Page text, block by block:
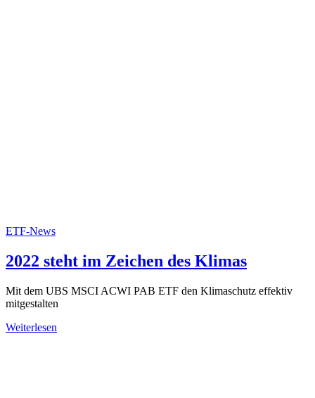
ETF-News
2022 steht im Zeichen des Klimas
Mit dem UBS MSCI ACWI PAB ETF den Klimaschutz effektiv
mitgestalten
Weiterlesen